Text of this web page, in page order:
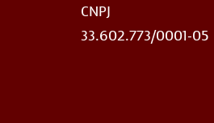
CNPJ
33.602.773/0001-05